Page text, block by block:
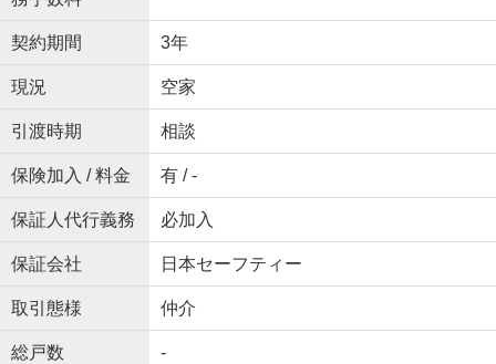
契約期間 3年
現況 空家
引渡時期 相談
保険加入 / 料金 有 / -
保証人代行義務 必加入
保証会社 日本セーフティー
取引態様 仲介
総戸数 -